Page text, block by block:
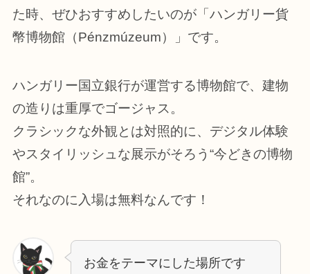
た時、ぜひおすすめしたいのが「ハンガリー貨
幣博物館（Pénzmúzeum）」です。
ハンガリー国立銀行が運営する博物館で、建物
の造りは重厚でゴージャス。
クラシックな外観とは対照的に、デジタル体験
やスタイリッシュな展示がそろう“今どきの博物
館”。
それなのに入場は無料なんです！
お金をテーマにした場所です